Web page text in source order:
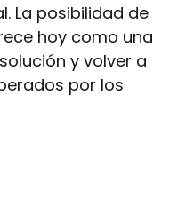
La posibilidad de
hoy como una
y volver a
por los